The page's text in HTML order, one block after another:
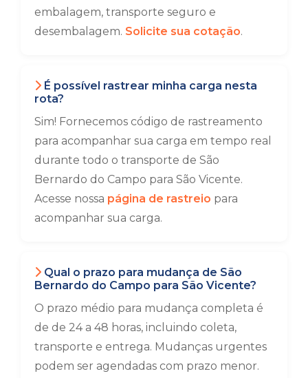
embalagem, transporte seguro e
desembalagem. Solicite sua cotação.
É possível rastrear minha carga nesta
rota?
Sim! Fornecemos código de rastreamento
para acompanhar sua carga em tempo real
durante todo o transporte de São
Bernardo do Campo para São Vicente.
Acesse nossa página de rastreio para
acompanhar sua carga.
Qual o prazo para mudança de São
Bernardo do Campo para São Vicente?
O prazo médio para mudança completa é
de de 24 a 48 horas, incluindo coleta,
transporte e entrega. Mudanças urgentes
podem ser agendadas com prazo menor.